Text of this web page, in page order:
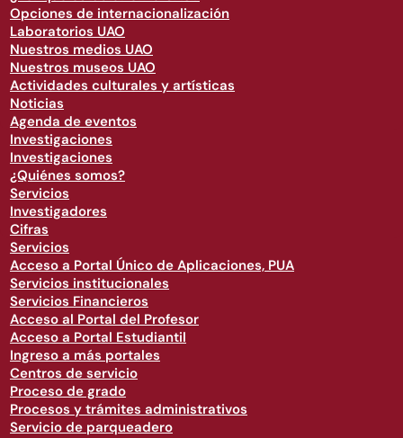
Opciones de internacionalización
Laboratorios UAO
Nuestros medios UAO
Nuestros museos UAO
Actividades culturales y artísticas
Noticias
Agenda de eventos
Investigaciones
Investigaciones
¿Quiénes somos?
Servicios
Investigadores
Cifras
Servicios
Acceso a Portal Único de Aplicaciones, PUA
Servicios institucionales
Servicios Financieros
Acceso al Portal del Profesor
Acceso a Portal Estudiantil
Ingreso a más portales
Centros de servicio
Proceso de grado
Procesos y trámites administrativos
Servicio de parqueadero